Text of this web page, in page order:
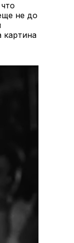
не до
картина